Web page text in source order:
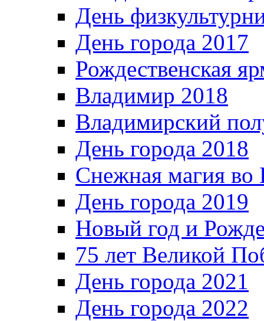
День
День города 2017
Рождественская
Владимир 2018
Владимирский
День города 2018
Снежная магия во
День города 2019
Новый год и
75 лет Великой
День города 2021
День города 2022